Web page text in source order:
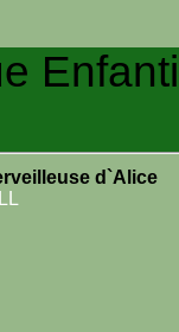
d`Alice